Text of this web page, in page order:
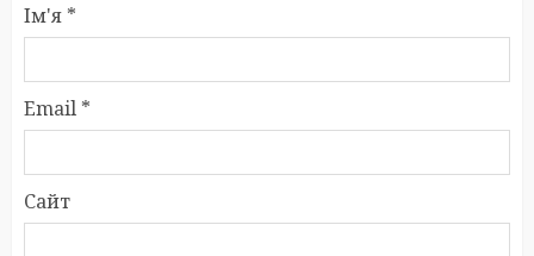
Ім'я *
Email *
Сайт